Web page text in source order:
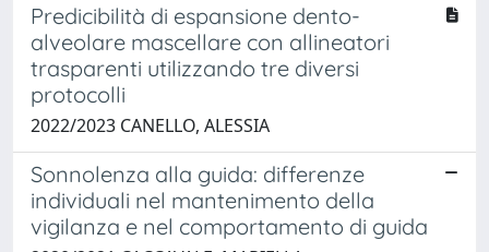
Predicibilità di espansione dento-
alveolare mascellare con allineatori
trasparenti utilizzando tre diversi
protocolli
2022/2023 CANELLO, ALESSIA
Sonnolenza alla guida: differenze
individuali nel mantenimento della
vigilanza e nel comportamento di guida